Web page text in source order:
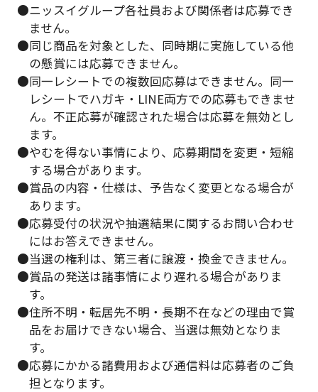
●ニッスイグループ各社員および関係者は応募でき
ません。
●同じ商品を対象とした、同時期に実施している他
の懸賞には応募できません。
●同一レシートでの複数回応募はできません。同一
レシートでハガキ・LINE両方での応募もできませ
ん。不正応募が確認された場合は応募を無効とし
ます。
●やむを得ない事情により、応募期間を変更・短縮
する場合があります。
●賞品の内容・仕様は、予告なく変更となる場合が
あります。
●応募受付の状況や抽選結果に関するお問い合わせ
にはお答えできません。
●当選の権利は、第三者に譲渡・換金できません。
●賞品の発送は諸事情により遅れる場合がありま
す。
●住所不明・転居先不明・長期不在などの理由で賞
品をお届けできない場合、当選は無効となりま
す。
●応募にかかる諸費用および通信料は応募者のご負
担となります。